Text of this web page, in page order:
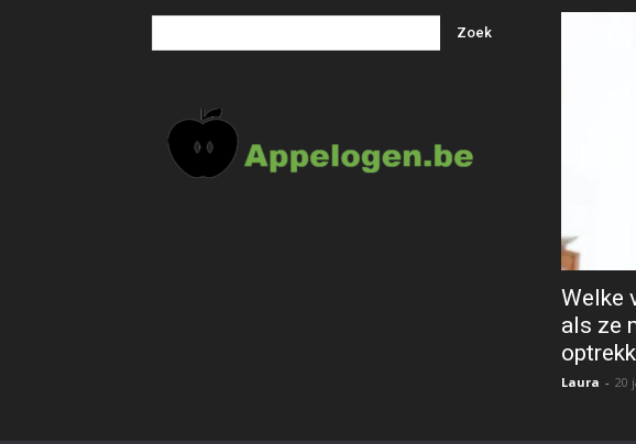
Welke
als ze
Laura - 20